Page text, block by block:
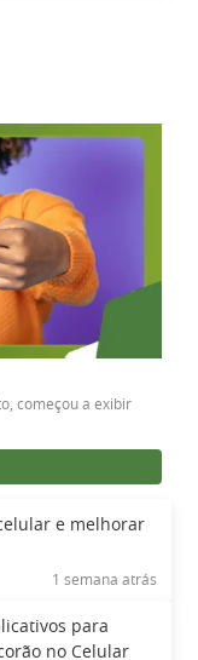
começou a exibir
e melhorar
1 semana atrás
para
no Celular